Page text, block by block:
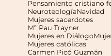
NeuroteologíaNavidad
Mujeres sacerdotes
Mª Pau Trayner
Mujeres en Diálogo
Mujeres católicas
Carmen Picó Guzmán